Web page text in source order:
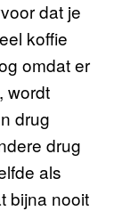
dat je
koffie
omdat er
wordt
drug
drug
als
bijna nooit